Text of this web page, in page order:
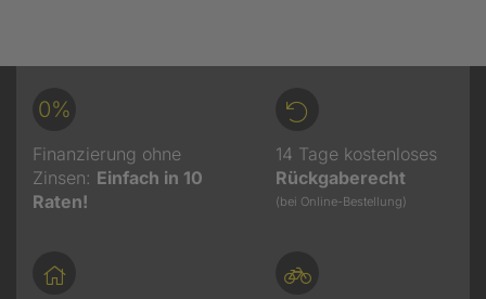
0%
Finanzierung ohne
Zinsen: Einfach in 10
Raten!
14 Tage kostenloses
Rückgaberecht
(bei Online-Bestellung)